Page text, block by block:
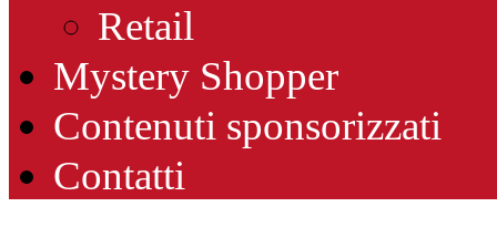
Retail
Mystery Shopper
Contenuti sponsorizzati
Contatti